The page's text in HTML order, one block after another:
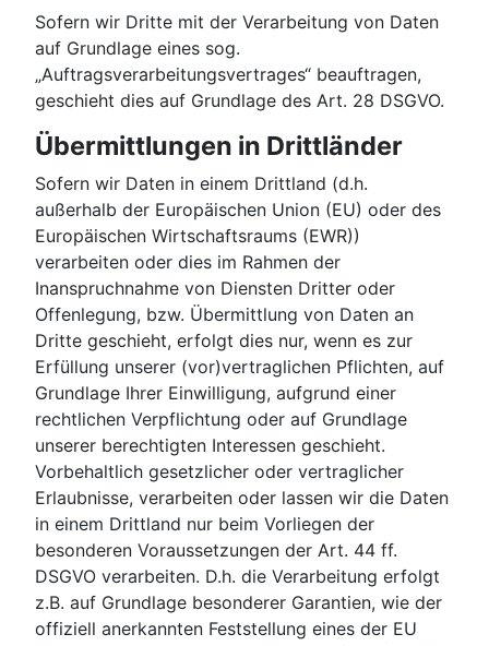
Sofern wir Dritte mit der Verarbeitung von Daten
auf Grundlage eines sog.
„Auftragsverarbeitungsvertrages“ beauftragen,
geschieht dies auf Grundlage des Art. 28 DSGVO.
Übermittlungen in Drittländer
Sofern wir Daten in einem Drittland (d.h.
außerhalb der Europäischen Union (EU) oder des
Europäischen Wirtschaftsraums (EWR))
verarbeiten oder dies im Rahmen der
Inanspruchnahme von Diensten Dritter oder
Offenlegung, bzw. Übermittlung von Daten an
Dritte geschieht, erfolgt dies nur, wenn es zur
Erfüllung unserer (vor)vertraglichen Pflichten, auf
Grundlage Ihrer Einwilligung, aufgrund einer
rechtlichen Verpflichtung oder auf Grundlage
unserer berechtigten Interessen geschieht.
Vorbehaltlich gesetzlicher oder vertraglicher
Erlaubnisse, verarbeiten oder lassen wir die Daten
in einem Drittland nur beim Vorliegen der
besonderen Voraussetzungen der Art. 44 ff.
DSGVO verarbeiten. D.h. die Verarbeitung erfolgt
z.B. auf Grundlage besonderer Garantien, wie der
offiziell anerkannten Feststellung eines der EU